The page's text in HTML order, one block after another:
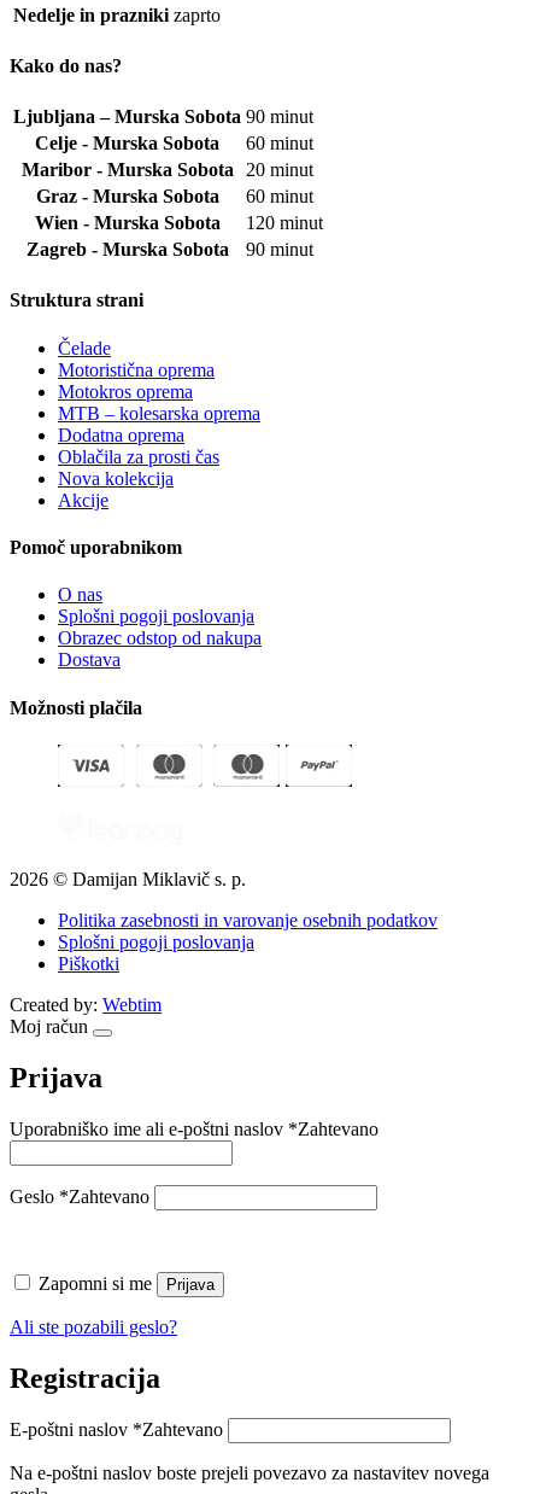
Nedelje in prazniki zaprto
Kako do nas?
Ljubljana – Murska Sobota 90 minut
Celje - Murska Sobota
60 minut
Maribor - Murska Sobota
20 minut
Graz - Murska Sobota
60 minut
Wien - Murska Sobota
120 minut
Zagreb - Murska Sobota
90 minut
Struktura strani
Čelade
Motoristična oprema
Motokros oprema
MTB – kolesarska oprema
Dodatna oprema
Oblačila za prosti čas
Nova kolekcija
Akcije
Pomoč uporabnikom
O nas
Splošni pogoji poslovanja
Obrazec odstop od nakupa
Dostava
Možnosti plačila
2026 © Damijan Miklavič s. p.
Politika zasebnosti in varovanje osebnih podatkov
Splošni pogoji poslovanja
Piškotki
Created by: Webtim
Moj račun
Prijava
Uporabniško ime ali e-poštni naslov *Zahtevano
Geslo *Zahtevano
Zapomni si me Prijava
Ali ste pozabili geslo?
Registracija
E-poštni naslov *Zahtevano
Na e-poštni naslov boste prejeli povezavo za nastavitev novega